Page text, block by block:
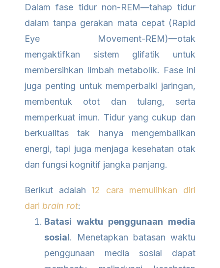
Dalam fase tidur non-REM—tahap tidur
dalam tanpa gerakan mata cepat (Rapid
Eye Movement-REM)—otak
mengaktifkan sistem glifatik untuk
membersihkan limbah metabolik. Fase ini
juga penting untuk memperbaiki jaringan,
membentuk otot dan tulang, serta
memperkuat imun. Tidur yang cukup dan
berkualitas tak hanya mengembalikan
energi, tapi juga menjaga kesehatan otak
dan fungsi kognitif jangka panjang.
Berikut adalah 12 cara memulihkan diri
dari brain rot:
Batasi waktu penggunaan media
sosial. Menetapkan batasan waktu
penggunaan media sosial dapat